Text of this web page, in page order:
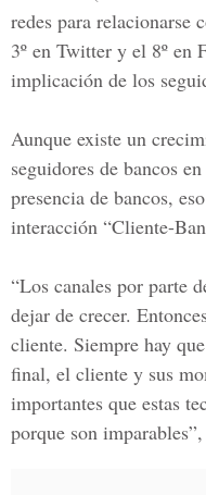
redes para relacionarse
3º en Twitter y el 8º en
implicación de los
Aunque existe un
seguidores de bancos
presencia de bancos,
interacción “Cliente-
“Los canales por parte
dejar de crecer.
cliente. Siempre hay
final, el cliente y sus
importantes que estas
porque son